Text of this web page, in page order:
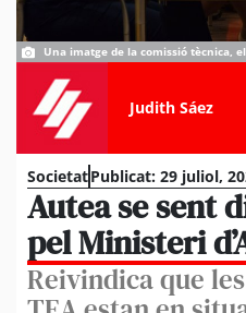
Una imatge de la comissió tècnica,
Judith Sáez
SocietatPublicat: 29 juliol,
Autea se sent
pel Ministeri
Reivindica que